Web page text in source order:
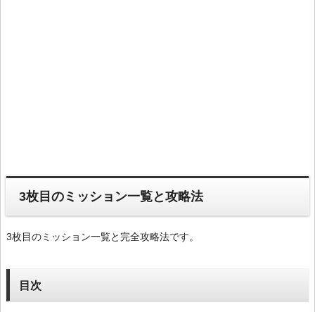
3枚目のミッション一覧と攻略法
3枚目のミッション一覧と完全攻略法です。
目次